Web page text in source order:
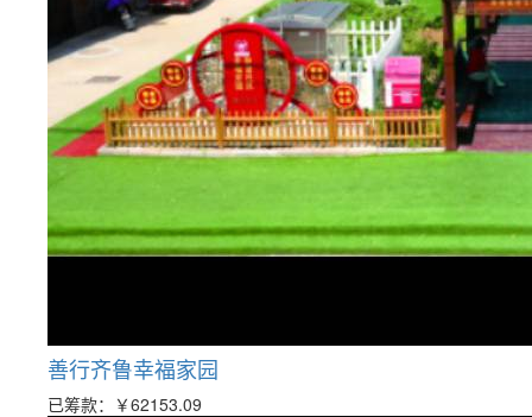
善行齐鲁幸福家园
已筹款： ￥62153.09